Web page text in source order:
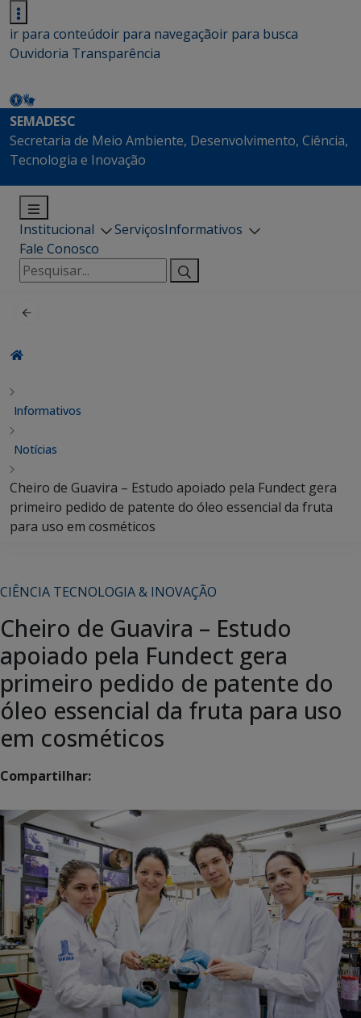
ir para conteúdoir para navegaçãoir para busca
Ouvidoria Transparência
SEMADESC
Secretaria de Meio Ambiente, Desenvolvimento, Ciência,
Tecnologia e Inovação
Institucional ServiçosInformativos
Fale Conosco
Pesquisar
por:
Informativos
Notícias
Cheiro de Guavira – Estudo apoiado pela Fundect gera
primeiro pedido de patente do óleo essencial da fruta
para uso em cosméticos
CIÊNCIA TECNOLOGIA & INOVAÇÃO
Cheiro de Guavira – Estudo
apoiado pela Fundect gera
primeiro pedido de patente do
óleo essencial da fruta para uso
em cosméticos
Compartilhar: